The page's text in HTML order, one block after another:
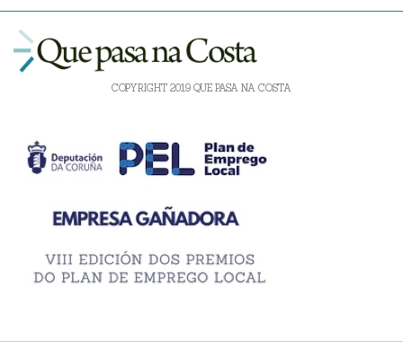
COPYRIGHT 2019 QUE PASA NA COSTA